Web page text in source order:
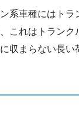
系車種にはトラ
これはトランク
収まらない長い